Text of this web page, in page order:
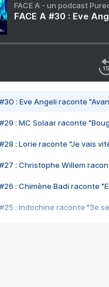
FACE A - un podcast
FACE A #30 : Eve
#30 : Eve Angeli raconte
#29 : MC Solaar raconte
#28 : Lorie raconte "Je vais
#27 : Christophe Willem
#26 : Chimène Badi raconte
#25 : Indochine raconte "3e